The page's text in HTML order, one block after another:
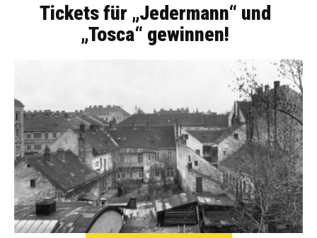
Tickets für „Jedermann“ und
„Tosca“ gewinnen!